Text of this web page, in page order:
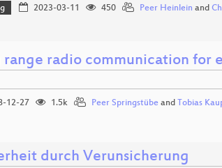
2023-03-11 450 Peer Heinlein and
range radio communication for
12-27 1.5k Peer Springstübe and Tobias
durch Verunsicherung